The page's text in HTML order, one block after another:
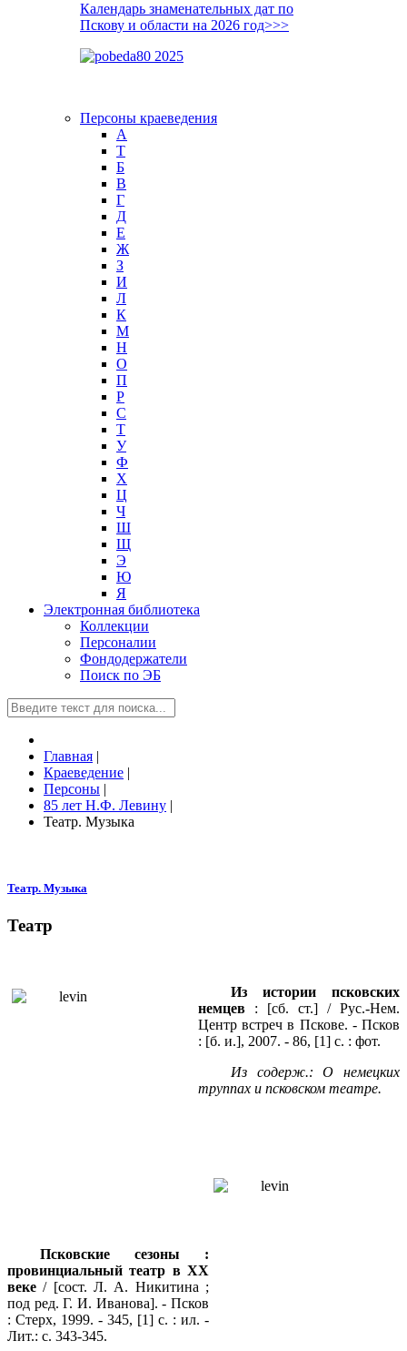
Календарь знаменательных дат по
Пскову и области на 2026 год>>>
Персоны краеведения
А
T
Б
В
Г
Д
Е
Ж
З
И
Л
К
М
Н
О
П
Р
С
Т
У
Ф
Х
Ц
Ч
Ш
Щ
Э
Ю
Я
Электронная библиотека
Коллекции
Персоналии
Фондодержатели
Поиск по ЭБ
Главная |
Краеведение |
Персоны |
85 лет Н.Ф. Левину |
Театр. Музыка
Театр. Музыка
Театр
Из истории псковских
немцев : [сб. ст.] / Рус.-Нем.
Центр встреч в Пскове. - Псков
: [б. и.], 2007. - 86, [1] с. : фот.
Из содерж.: О немецких
труппах и псковском театре.
Псковские сезоны :
провинциальный театр в ХХ
веке / [сост. Л. А. Никитина ;
под ред. Г. И. Иванова]. - Псков
: Стерх, 1999. - 345, [1] с. : ил. -
Лит.: с. 343-345.